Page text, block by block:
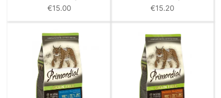
€15.00
€15.20